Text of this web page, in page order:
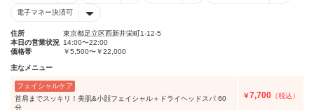
電子マネー決済可
住所
東京都足立区西新井栄町1-12-5
本日の営業状況 14:00〜22:00
価格帯
￥5,500〜￥22,000
主なメニュー
フェイシャルケア
首肩までスッキリ！美肌&小顔フェイシャル＋ドライヘッドスパ 60
分
￥7,700 （税込）